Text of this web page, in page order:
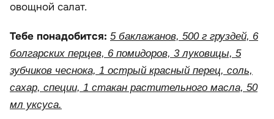
овощной салат.
Тебе понадобится: 5 баклажанов, 500 г груздей, 6
болгарских перцев, 6 помидоров, 3 луковицы, 5
зубчиков чеснока, 1 острый красный перец, соль,
сахар, специи, 1 стакан растительного масла, 50
мл уксуса.